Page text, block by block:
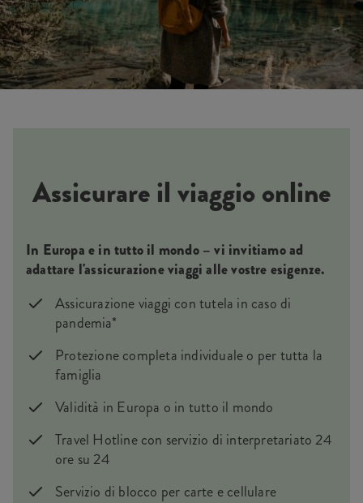
Assicurare il viaggio online
In Europa e in tutto il mondo – vi invitiamo ad
adattare l'assicurazione viaggi alle vostre esigenze.
Assicurazione viaggi con tutela in caso di
pandemia*
Protezione completa individuale o per tutta la
famiglia
Validità in Europa o in tutto il mondo
Travel Hotline con servizio di interpretariato 24
ore su 24
Servizio di blocco per carte e cellulare